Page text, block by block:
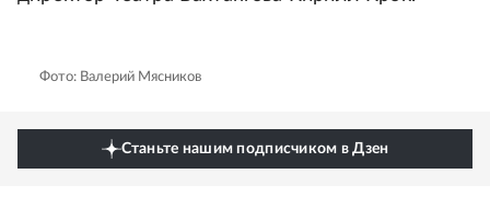
Фото: Валерий Мясников
Станьте нашим подписчиком в Дзен